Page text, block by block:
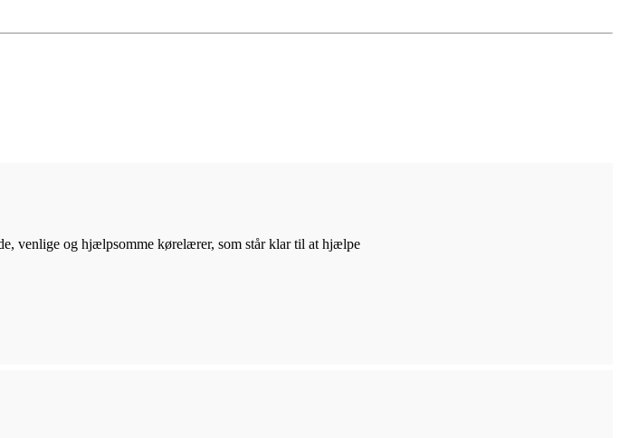
venlige og hjælpsomme kørelærer, som står klar til at hjælpe